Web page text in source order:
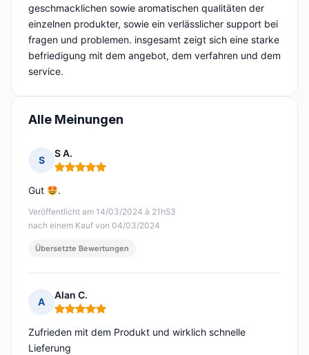
geschmacklichen sowie aromatischen qualitäten der
einzelnen produkter, sowie ein verlässlicher support bei
fragen und problemen. insgesamt zeigt sich eine starke
befriedigung mit dem angebot, dem verfahren und dem
service.
Alle Meinungen
S
S A.
Hinweis: 5 von 5
Veröffentlicht am 14/03/2024 à 21h53
nach einem Kauf von 04/03/2024
Gut .
Übersetzte Bewertungen
A
Alan C.
Hinweis: 5 von 5
Zufrieden mit dem Produkt und wirklich schnelle
Lieferung